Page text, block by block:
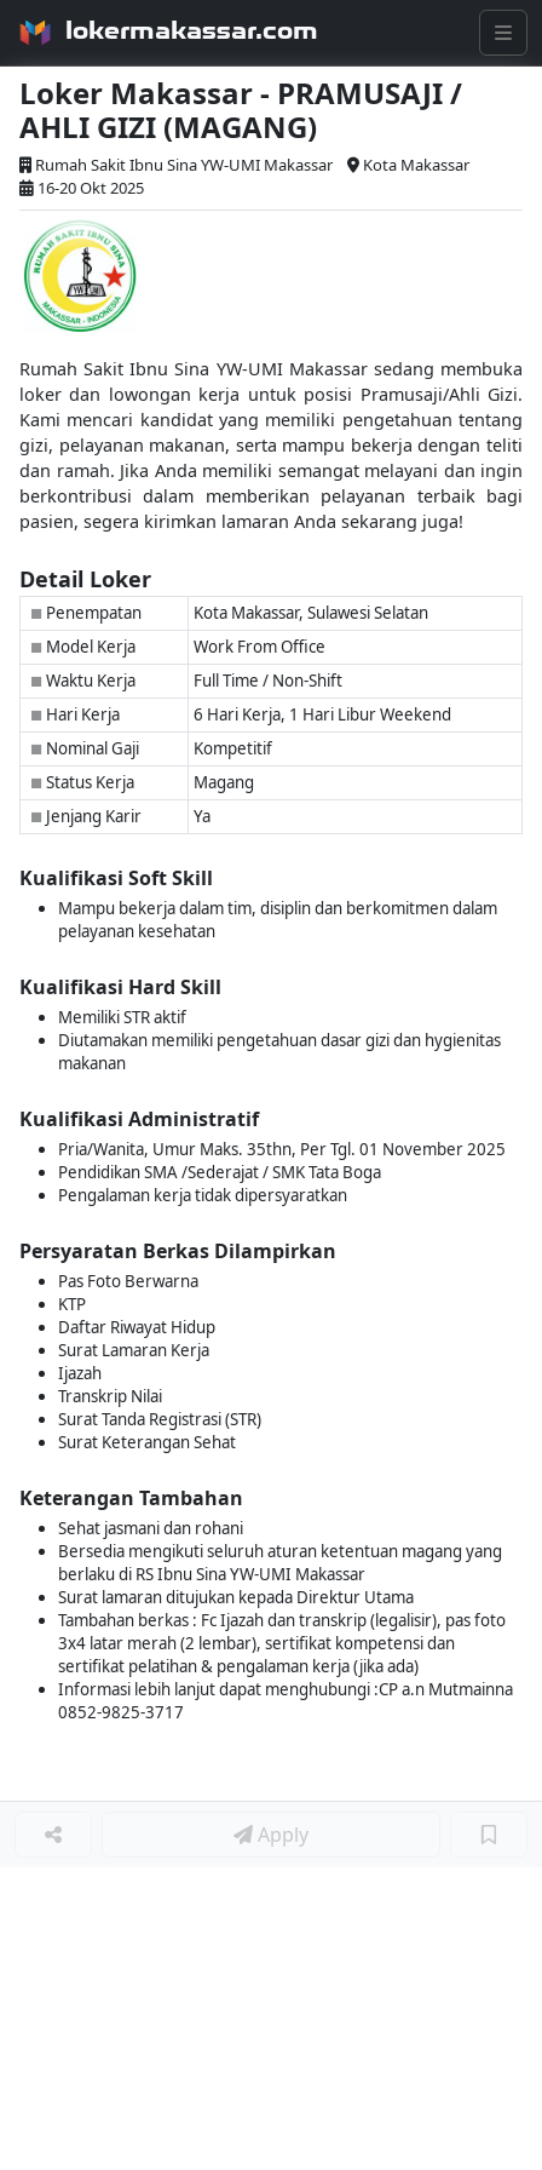
lokermakassar.com
Loker Makassar - PRAMUSAJI /
AHLI GIZI (MAGANG)
Rumah Sakit Ibnu Sina YW-UMI Makassar
Kota Makassar
16-20 Okt 2025
Rumah Sakit Ibnu Sina YW-UMI Makassar sedang membuka
loker dan lowongan kerja untuk posisi Pramusaji/Ahli Gizi.
Kami mencari kandidat yang memiliki pengetahuan tentang
gizi, pelayanan makanan, serta mampu bekerja dengan teliti
dan ramah. Jika Anda memiliki semangat melayani dan ingin
berkontribusi dalam memberikan pelayanan terbaik bagi
pasien, segera kirimkan lamaran Anda sekarang juga!
Detail Loker
■ Penempatan Kota Makassar, Sulawesi Selatan
■ Model Kerja Work From Office
■ Waktu Kerja Full Time / Non-Shift
■ Hari Kerja 6 Hari Kerja, 1 Hari Libur Weekend
■ Nominal Gaji Kompetitif
■ Status Kerja Magang
■ Jenjang Karir Ya
Kualifikasi Soft Skill
Mampu bekerja dalam tim, disiplin dan berkomitmen dalam
pelayanan kesehatan
Kualifikasi Hard Skill
Memiliki STR aktif
Diutamakan memiliki pengetahuan dasar gizi dan hygienitas
makanan
Kualifikasi Administratif
Pria/Wanita, Umur Maks. 35thn, Per Tgl. 01 November 2025
Pendidikan SMA /Sederajat / SMK Tata Boga
Pengalaman kerja tidak dipersyaratkan
Persyaratan Berkas Dilampirkan
Pas Foto Berwarna
KTP
Daftar Riwayat Hidup
Surat Lamaran Kerja
Ijazah
Transkrip Nilai
Surat Tanda Registrasi (STR)
Surat Keterangan Sehat
Keterangan Tambahan
Sehat jasmani dan rohani
Bersedia mengikuti seluruh aturan ketentuan magang yang
berlaku di RS Ibnu Sina YW-UMI Makassar
Surat lamaran ditujukan kepada Direktur Utama
Tambahan berkas : Fc Ijazah dan transkrip (legalisir), pas foto
3x4 latar merah (2 lembar), sertifikat kompetensi dan
sertifikat pelatihan & pengalaman kerja (jika ada)
Informasi lebih lanjut dapat menghubungi :CP a.n Mutmainna
0852-9825-3717
Apply